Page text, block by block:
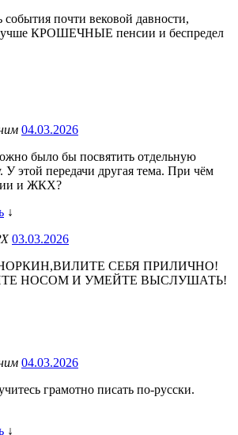
события почти вековой давности,
КРОШЕЧНЫЕ пенсии и беспредел
04.03.2026
было бы посвятить отдельную
У этой передачи другая тема. При чём
и ЖКХ?
↓
03.03.2026
СЕБЯ ПРИЛИЧНО!
НОСОМ И УМЕЙТЕ ВЫСЛУШАТЬ!
04.03.2026
грамотно писать по-русски.
↓